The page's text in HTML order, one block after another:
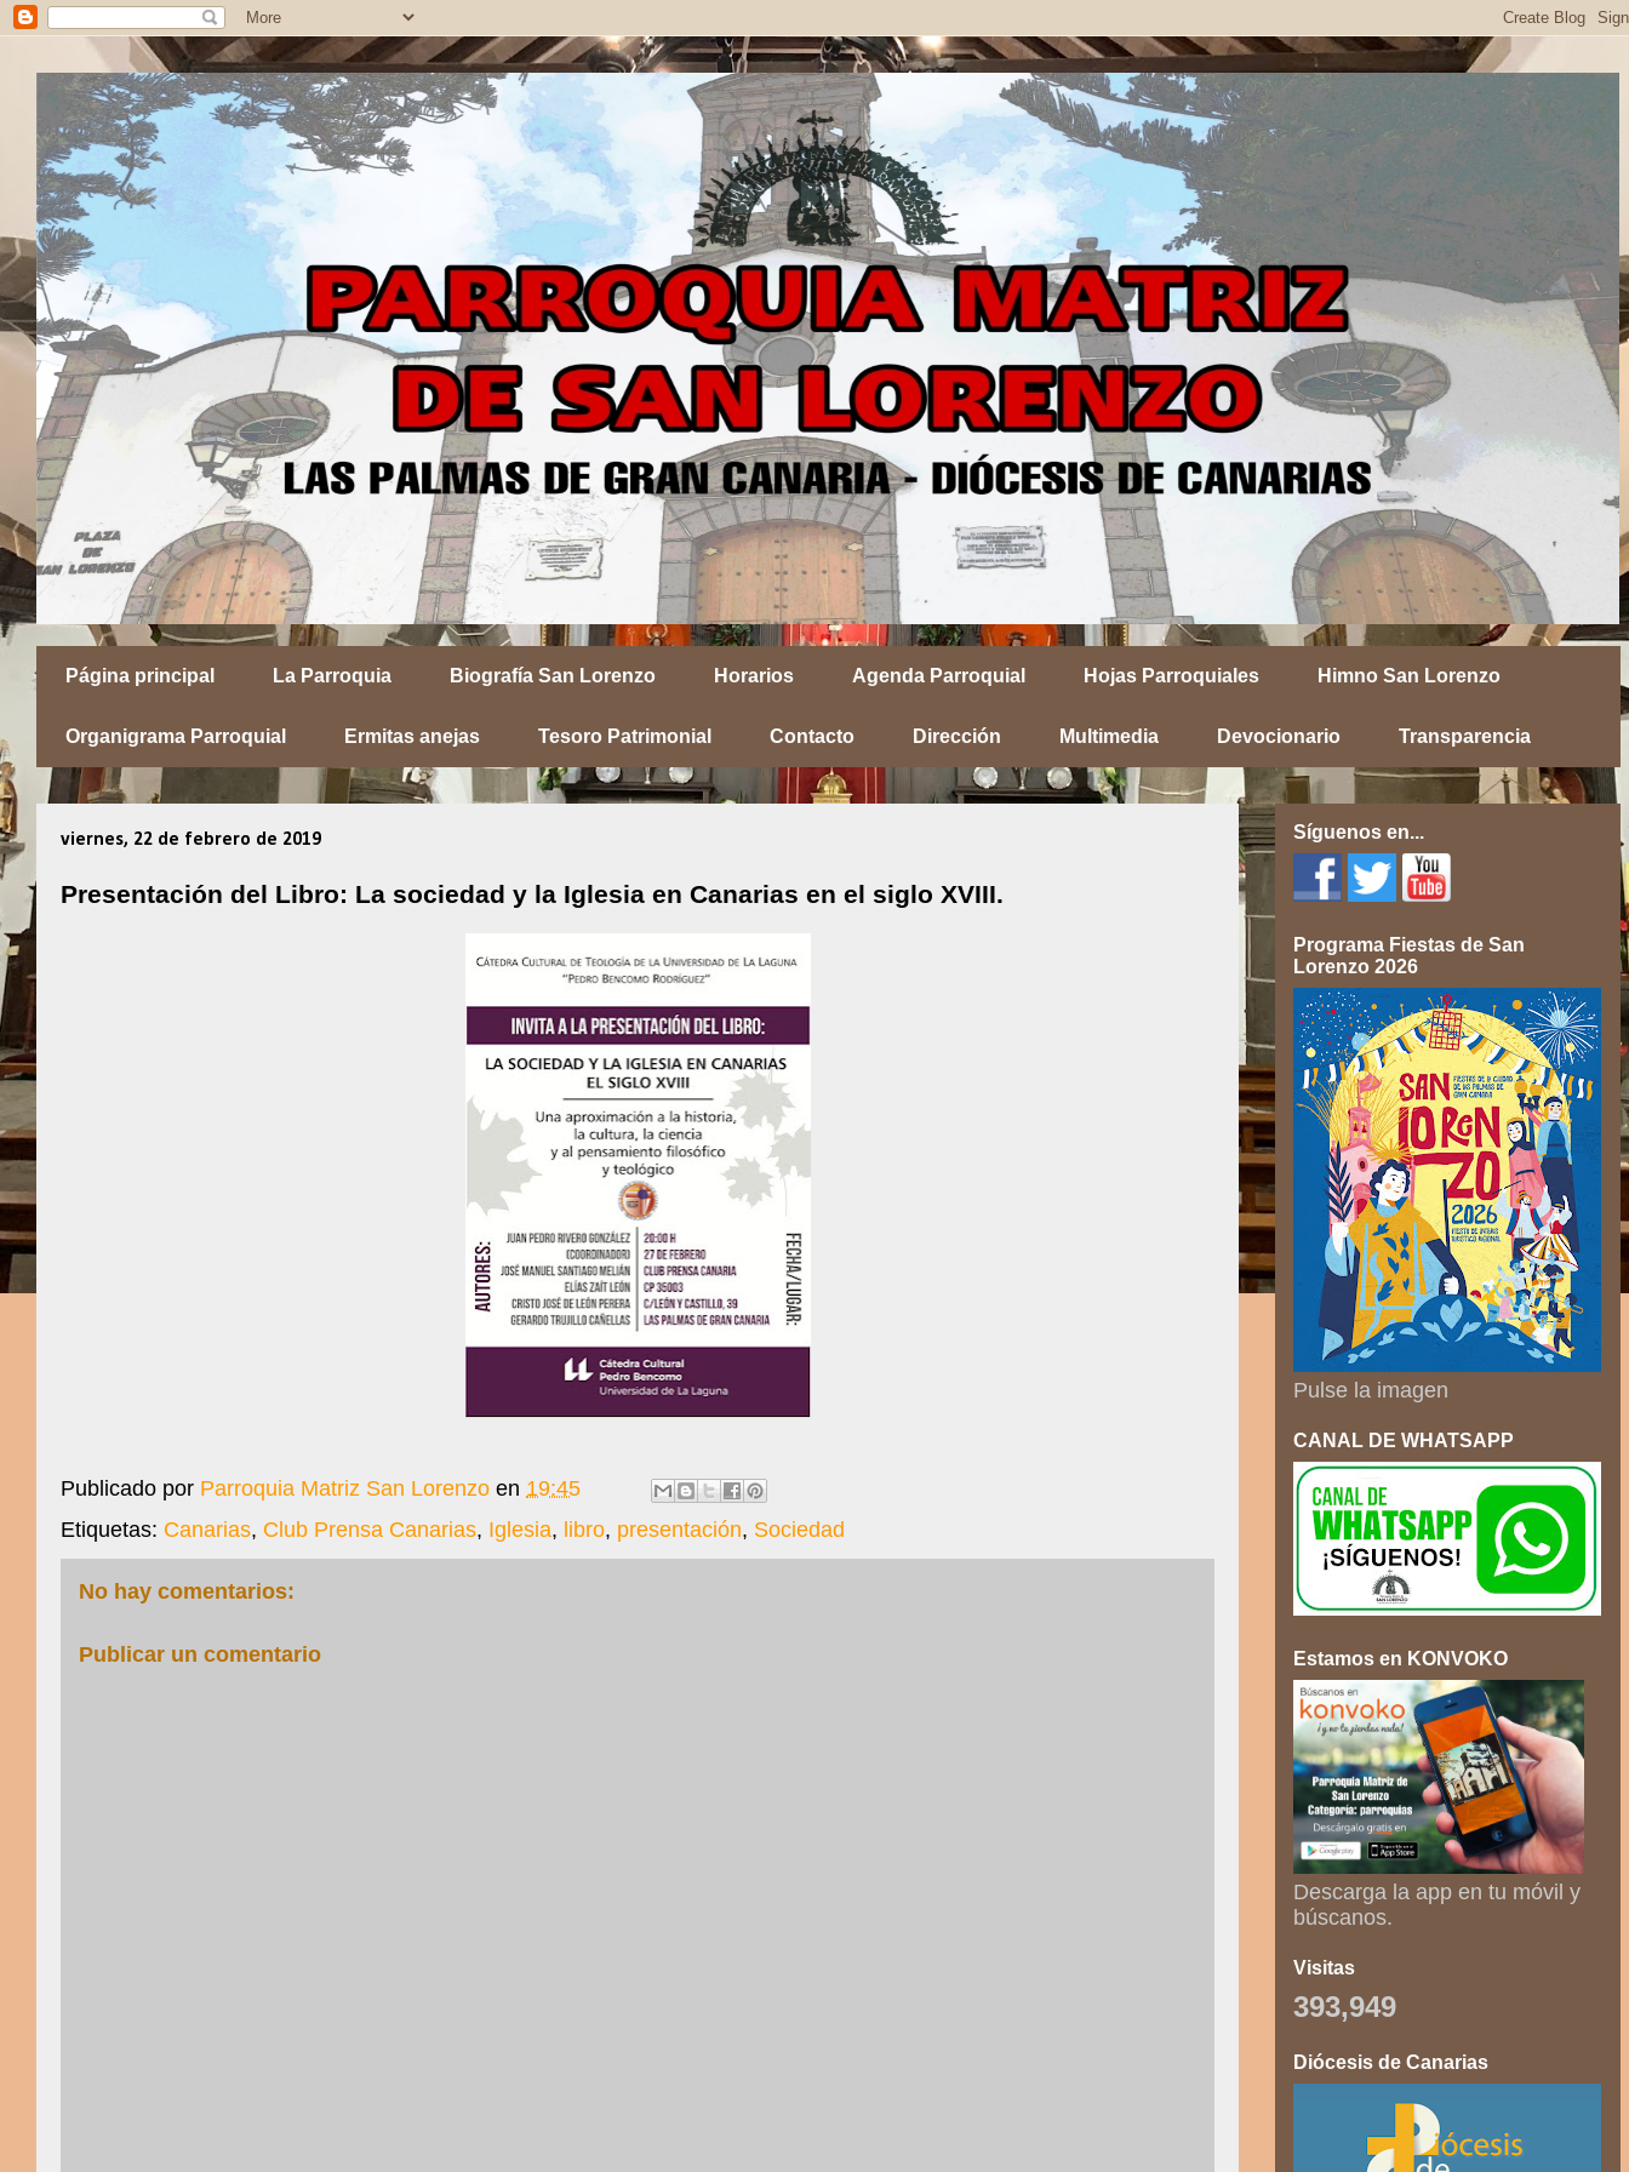
Página principal La Parroquia Biografía San Lorenzo Horarios Agenda Parroquial Hojas Parroquiales Himno San Lorenzo
Organigrama Parroquial Ermitas anejas Tesoro Patrimonial Contacto Dirección Multimedia Devocionario Transparencia
viernes, 22 de febrero de 2019
Presentación del Libro: La sociedad y la Iglesia en Canarias en el siglo XVIII.
Publicado por Parroquia Matriz San Lorenzo en 19:45
Etiquetas: Canarias, Club Prensa Canarias, Iglesia, libro, presentación, Sociedad
No hay comentarios:
Publicar un comentario
Síguenos en...
Programa Fiestas de San
Lorenzo 2026
Pulse la imagen
CANAL DE WHATSAPP
Estamos en KONVOKO
Descarga la app en tu móvil y
búscanos.
Visitas
393,949
Diócesis de Canarias